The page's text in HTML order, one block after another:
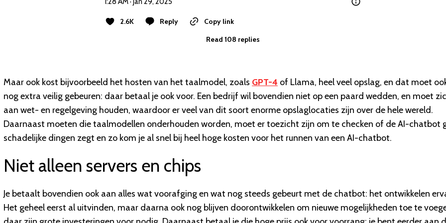
2.6K Reply
Copy link
Read 108 replies
Maar ook kost bijvoorbeeld het hosten van het taalmodel, zoals GPT-4 of Llama, heel veel opslag, en dat moet
nog extra veilig gebeuren: daar betaal je ook voor. Een bedrijf wil bovendien niet op een paard wedden, en moet
aan wet- en regelgeving houden, waardoor er veel van dit soort enorme opslaglocaties zijn over de hele wereld.
Daarnaast moeten die taalmodellen onderhouden worden, moet er toezicht zijn om te checken of de AI-chatbot
schadelijke dingen zegt en zo kom je al snel bij heel hoge kosten voor het runnen van een AI-chatbot.
Niet alleen servers en chips
Je betaalt bovendien ook aan alles wat voorafging en wat nog steeds gebeurt met de chatbot: het ontwikkelen
Het geheel eerst al uitvinden, maar daarna ook nog blijven doorontwikkelen om nieuwe mogelijkheden toe te